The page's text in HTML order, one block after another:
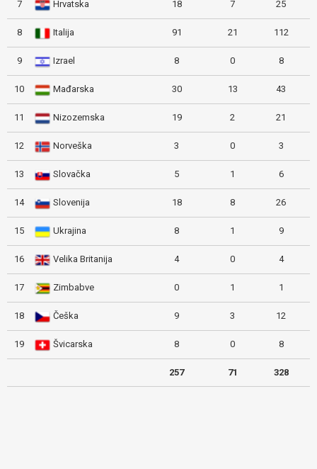
7 Hrvatska 18 7 25
8 Italija 91 21 112
9 Izrael 8 0 8
10 Mađarska 30 13 43
11 Nizozemska 19 2 21
12 Norveška 3 0 3
13 Slovačka 5 1 6
14 Slovenija 18 8 26
15 Ukrajina 8 1 9
16 Velika Britanija 4 0 4
17 Zimbabve 0 1 1
18 Češka 9 3 12
19 Švicarska 8 0 8
257 71 328